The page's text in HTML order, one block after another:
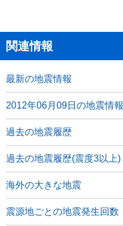
関連情報
最新の地震情報
2012年06月09日の地震情報
過去の地震履歴
過去の地震履歴(震度3以上)
海外の大きな地震
震源地ごとの地震発生回数